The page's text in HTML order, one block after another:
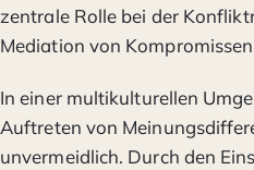
zentrale Rolle bei der
Mediation von
In einer multikulturellen
Auftreten von
unvermeidlich. Durch den